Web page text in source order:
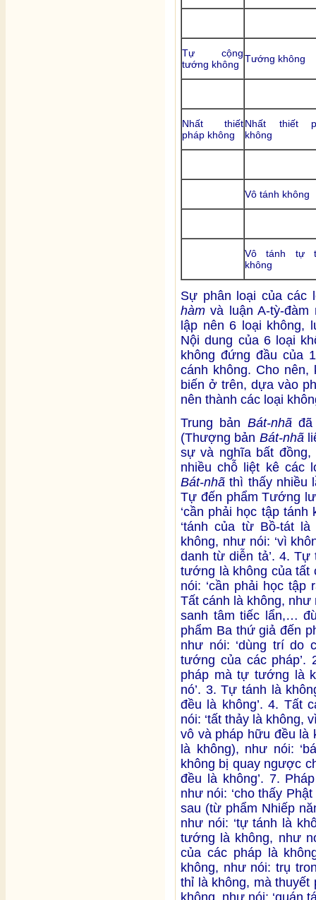
Tự cộng
tướng không Tướng không
Nhất thiết
pháp không
Nhất thiết
không
Vô tánh không
Vô tánh tự
không
Sự phân loại của các
hàm và luận A-tỳ-
lập nên 6 loại không,
Nội dung của 6 loại
không đứng đầu của
cánh không. Cho
biến ở trên, dựa vào
nên thành các loại
Trung bản Bát-nhãđã
(Thượng bản Bát-nhã
sự và nghĩa bất
nhiều chỗ liệt kê các
Bát-nhã thì thấy nhiều
Tự đến phẩm Tướng
‘cần phải học tập
‘tánh của từ Bồ-tát
không, như nói: ‘vì
danh từ diễn tả’. 4.
tướng là không của tất
nói: ‘cần phải học tập
Tất cánh là không, như
sanh tâm tiếc lẩn,…
phẩm Ba thứ giả đến
như nói: ‘dùng trí do
tướng của các pháp’.
pháp mà tự tướng là
nó’. 3. Tự tánh là
đều là không’. 4. Tất
nói: ‘tất thảy là không,
vô và pháp hữu đều là
là không), như nói:
không bị quay ngược
đều là không’. 7.
như nói: ‘cho thấy
sau (từ phẩm Nhiếp
như nói: ‘tự tánh là
tướng là không, như
của các pháp là
không, như nói: trụ
thỉ là không, mà thuyết
không, như nói: ‘quán